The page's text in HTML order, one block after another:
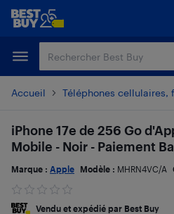
Passer
principal
Passer
Accueil Téléphones cellulaires,
iPhone 17e de 256 Go
Mobile - Noir - Paiement
Marque : Apple Modèle : MHRN4VC/A
Vendu et expédié par Best Buy